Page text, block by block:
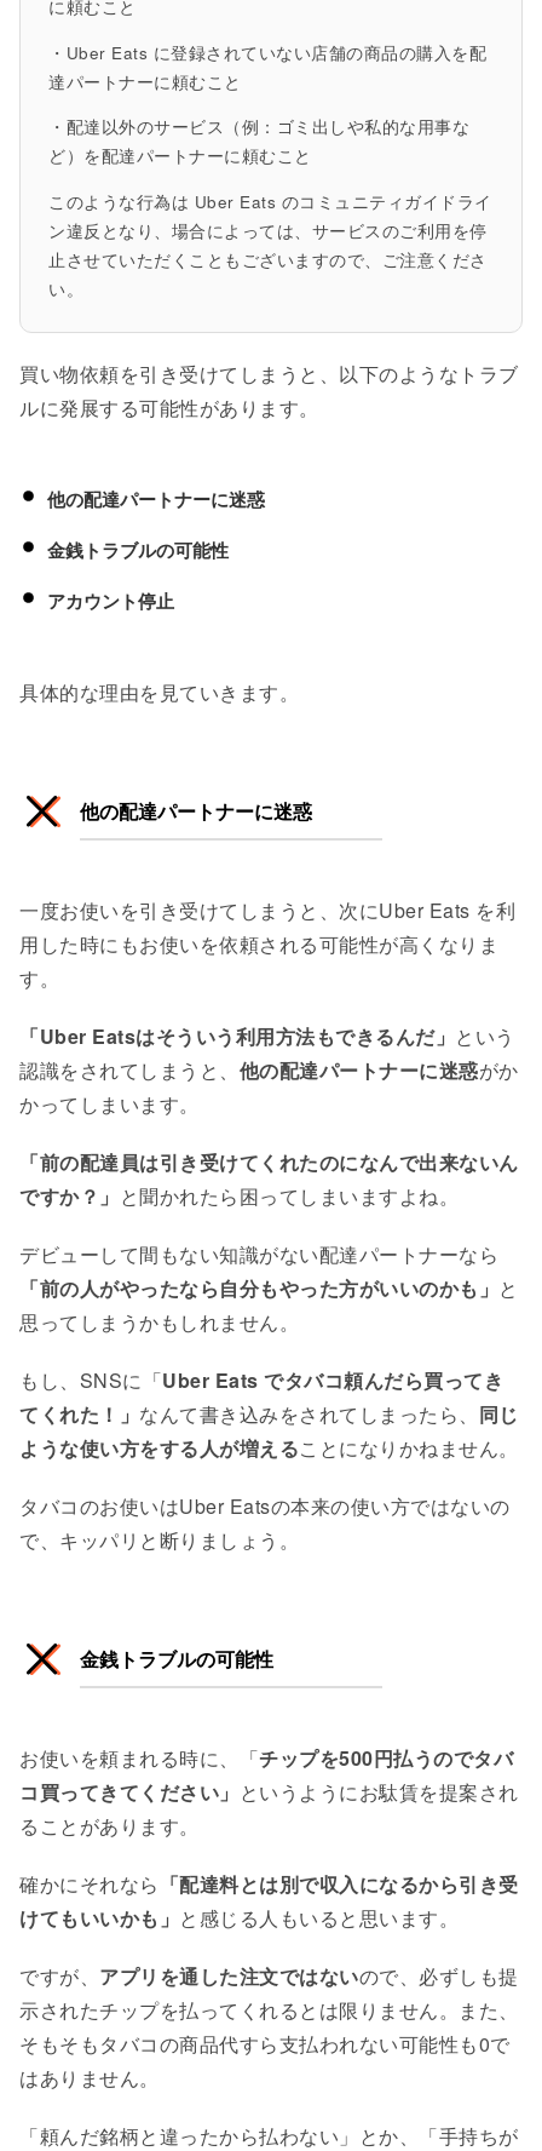
に頼むこと
・Uber Eats に登録されていない店舗の商品の購入を配
達パートナーに頼むこと
・配達以外のサービス（例：ゴミ出しや私的な用事な
ど）を配達パートナーに頼むこと
このような行為は Uber Eats のコミュニティガイドライ
ン違反となり、場合によっては、サービスのご利用を停
止させていただくこともございますので、ご注意くださ
い。
買い物依頼を引き受けてしまうと、以下のようなトラブ
ルに発展する可能性があります。
他の配達パートナーに迷惑
金銭トラブルの可能性
アカウント停止
具体的な理由を見ていきます。
他の配達パートナーに迷惑
一度お使いを引き受けてしまうと、次にUber Eats を利
用した時にもお使いを依頼される可能性が高くなりま
す。
「Uber Eatsはそういう利用方法もできるんだ」 という
認識をされてしまうと、 他の配達パートナーに迷惑がか
かってしまいます。
「前の配達員は引き受けてくれたのになんで出来ないん
ですか？」 と聞かれたら困ってしまいますよね。
デビューして間もない知識がない配達パートナーなら
「前の人がやったなら自分もやった方がいいのかも」 と
思ってしまうかもしれません。
もし、SNSに「Uber Eats でタバコ頼んだら買ってき
てくれた！」 なんて書き込みをされてしまったら、 同じ
ような使い方をする人が増えることになりかねません。
タバコのお使いはUber Eatsの本来の使い方ではないの
で、キッパリと断りましょう。
金銭トラブルの可能性
お使いを頼まれる時に、「チップを500円払うのでタバ
コ買ってきてください」 というようにお駄賃を提案され
ることがあります。
確かにそれなら 「配達料とは別で収入になるから引き受
けてもいいかも」 と感じる人もいると思います。
ですが、 アプリを通した注文ではないので、必ずしも提
示されたチップを払ってくれるとは限りません。また、
そもそもタバコの商品代すら支払われない可能性も0で
はありません。
「頼んだ銘柄と違ったから払わない」とか、「手持ちが